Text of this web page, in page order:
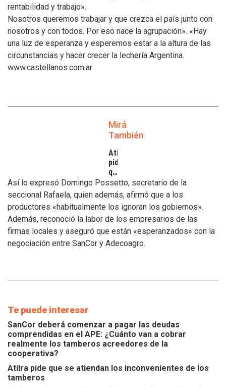
rentabilidad y trabajo».
Nosotros queremos trabajar y que crezca el país junto con
nosotros y con todos. Por eso nace la agrupación». «Hay
una luz de esperanza y esperemos estar a la altura de las
circunstancias y hacer crecer la lechería Argentina.
www.castellanos.com.ar
Mirá
También
Atilra
pide
que
se
atiendan
inconvenientes
de
los
tamberos
Así lo expresó Domingo Possetto, secretario de la
seccional Rafaela, quien además, afirmó que a los
productores «habitualmente los ignoran los gobiernos».
Además, reconoció la labor de los empresarios de las
firmas locales y aseguró que están «esperanzados» con la
negociación entre SanCor y Adecoagro.
Te puede interesar
SanCor deberá comenzar a pagar las deudas
comprendidas en el APE: ¿Cuánto van a cobrar
realmente los tamberos acreedores de la
cooperativa?
Atilra pide que se atiendan los inconvenientes de los
tamberos